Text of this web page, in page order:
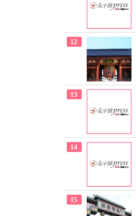
12
13
14
15